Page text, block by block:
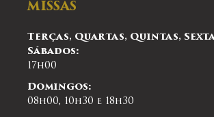
MISSAS
Terças, Quartas, Quintas,
Sábados:
17h00
Domingos:
08h00, 10h30 e 18h30